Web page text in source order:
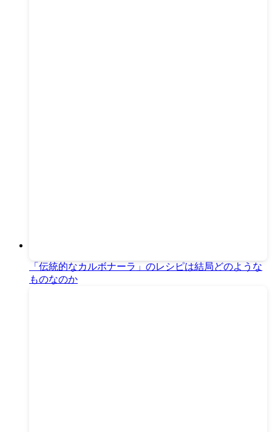
「伝統的なカルボナーラ」のレシピは結局どのような
ものなのか